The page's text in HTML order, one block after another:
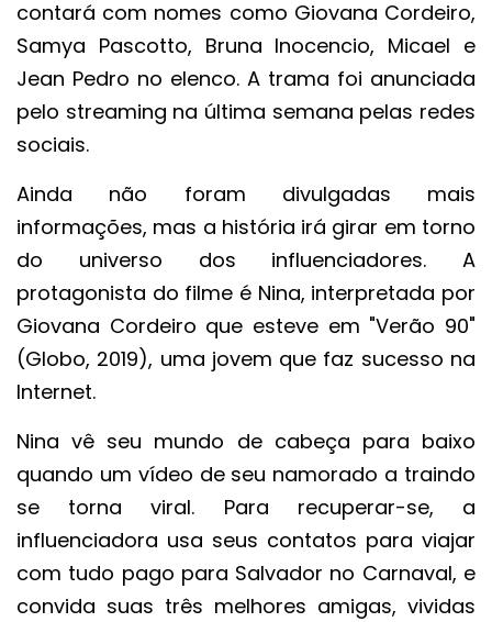
contará com nomes como Giovana Cordeiro,
Samya Pascotto, Bruna Inocencio, Micael e
Jean Pedro no elenco. A trama foi anunciada
pelo streaming na última semana pelas redes
sociais.
Ainda não foram divulgadas mais
informações, mas a história irá girar em torno
do universo dos influenciadores. A
protagonista do filme é Nina, interpretada por
Giovana Cordeiro que esteve em "Verão 90"
(Globo, 2019), uma jovem que faz sucesso na
Internet.
Nina vê seu mundo de cabeça para baixo
quando um vídeo de seu namorado a traindo
se torna viral. Para recuperar-se, a
influenciadora usa seus contatos para viajar
com tudo pago para Salvador no Carnaval, e
convida suas três melhores amigas, vividas